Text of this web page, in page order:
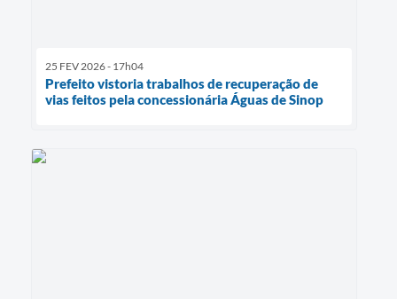
25 FEV 2026 - 17h04
Prefeito vistoria trabalhos de recuperação de
vias feitos pela concessionária Águas de Sinop